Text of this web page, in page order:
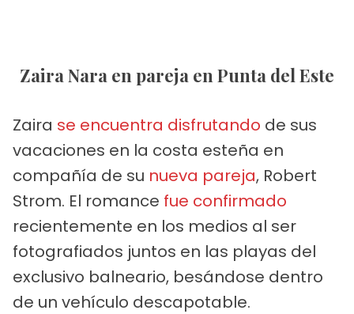
Zaira Nara en pareja en Punta del Este
Zaira se encuentra disfrutando de sus
vacaciones en la costa esteña en
compañía de su nueva pareja, Robert
Strom. El romance fue confirmado
recientemente en los medios al ser
fotografiados juntos en las playas del
exclusivo balneario, besándose dentro
de un vehículo descapotable.